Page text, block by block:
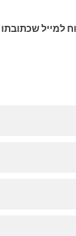
למייל שכתובתו